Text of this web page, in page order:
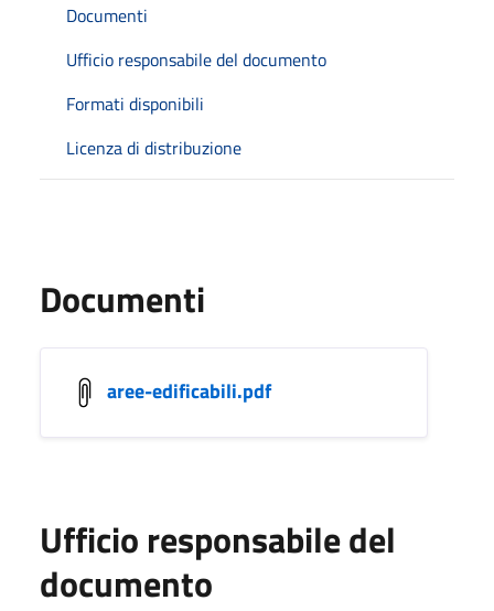
Documenti
Ufficio responsabile del documento
Formati disponibili
Licenza di distribuzione
Documenti
aree-edificabili.pdf
Ufficio responsabile del
documento